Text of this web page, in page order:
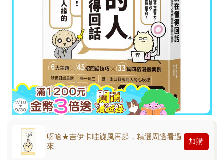
呀哈★吉伊卡哇旋風再起，精選周邊看過
來
加購